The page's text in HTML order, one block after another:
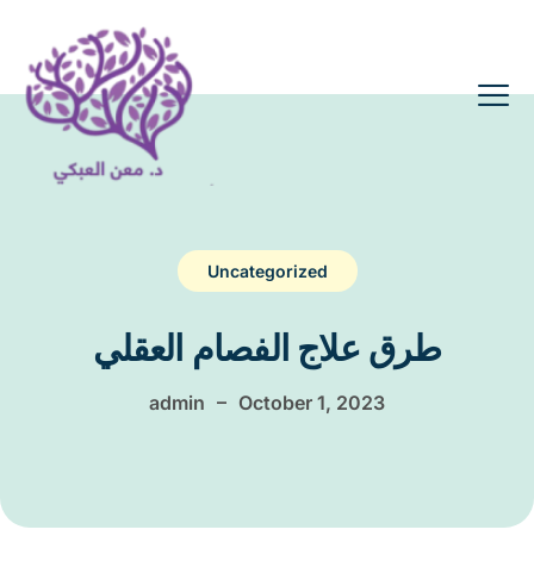
Uncategorized
طرق علاج الفصام العقلي
admin – October 1, 2023